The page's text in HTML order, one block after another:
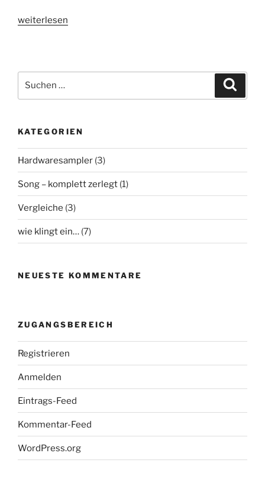
„Model
D“
weiterlesen
nach:
KATEGORIEN
Hardwaresampler (3)
Song – komplett zerlegt (1)
Vergleiche (3)
wie klingt ein… (7)
NEUESTE KOMMENTARE
ZUGANGSBEREICH
Registrieren
Anmelden
Eintrags-Feed
Kommentar-Feed
WordPress.org